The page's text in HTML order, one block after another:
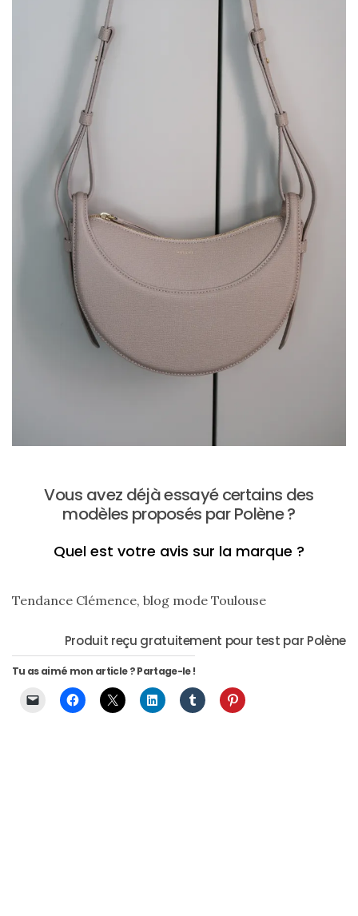
Vous avez déjà essayé certains des
modèles proposés par Polène ?
Quel est votre avis sur la marque ?
Tendance Clémence, blog mode Toulouse
Produit reçu gratuitement pour test par Polène
Tu as aimé mon article ? Partage-le !